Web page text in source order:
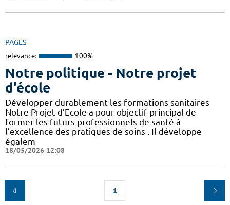
PAGES
relevance: 100%
Notre politique - Notre projet
d'école
Développer durablement les formations sanitaires
Notre Projet d’Ecole a pour objectif principal de
former les futurs professionnels de santé à
l’excellence des pratiques de soins . Il développe
égalem
18/05/2026 12:08
1